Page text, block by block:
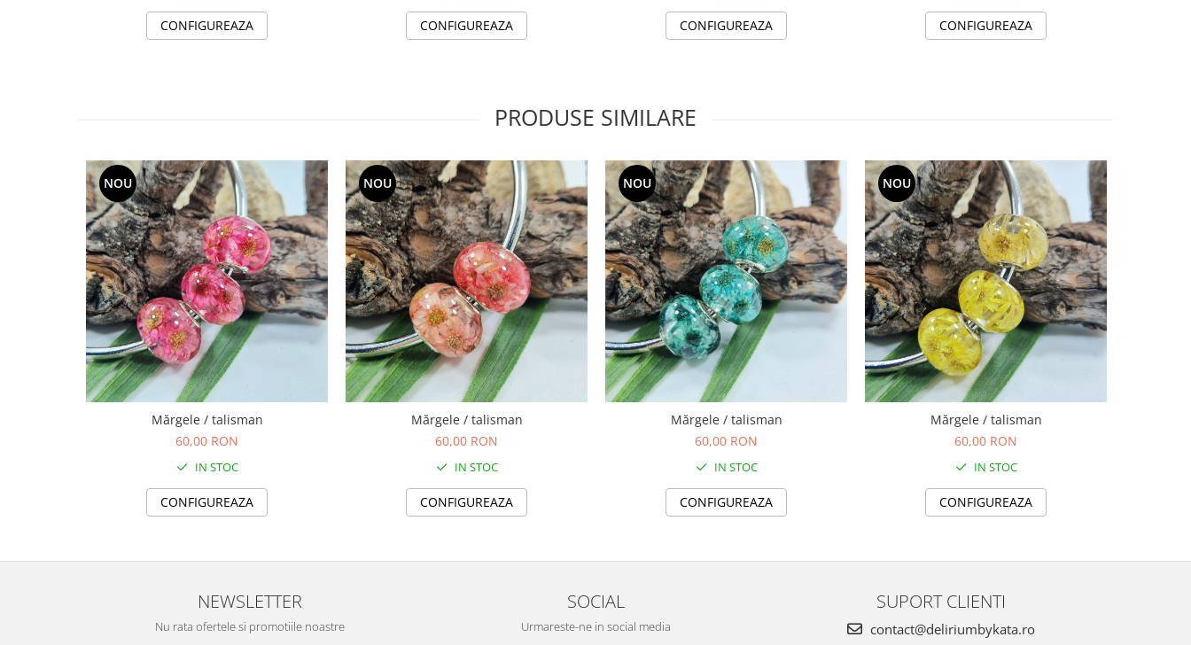
Prosop de bucătărie "NU-hârtie"
Suport pentru tacâmuri de
Decor Crăciun
TOATE Bijuteriile și Accesoriile
TOATE Produsele Zero Waste
TOATE Produsele Personalizate
CONFIGUREAZA CONFIGUREAZA CONFIGUREAZA CONFIGUREAZA
PRODUSE SIMILARE
NOU
Mărgele / talisman
60,00 RON
IN STOC
CONFIGUREAZA
NOU
Mărgele / talisman
60,00 RON
IN STOC
CONFIGUREAZA
NOU
Mărgele / talisman
60,00 RON
IN STOC
CONFIGUREAZA
NOU
Mărgele / talisman
60,00 RON
IN STOC
CONFIGUREAZA
NEWSLETTER
Nu rata ofertele si promotiile noastre
SOCIAL
Urmareste-ne in social media
SUPORT CLIENTI
contact@deliriumbykata.ro